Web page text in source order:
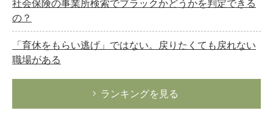
社会保険の事業所検索でブラックかどうかを判定できる
の？
「育休をもらい逃げ」ではない。戻りたくても戻れない
職場がある
ランキングを見る